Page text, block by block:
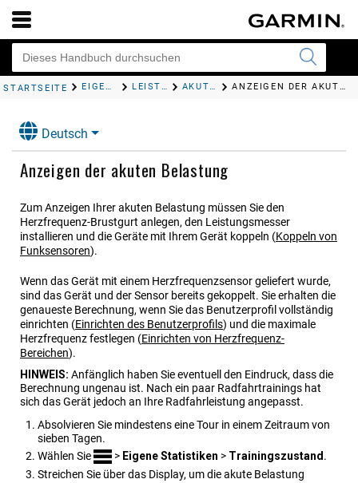
STARTSEITE EIGENE STATISTIKEN LEISTUNGSMESSWERTE AKUTE BELASTUNG ANZEIGEN DER AKUTEN BELASTUNG
Deutsch
Anzeigen der akuten Belastung
Zum Anzeigen Ihrer akuten Belastung müssen Sie den
Herzfrequenz-Brustgurt anlegen, den Leistungsmesser
installieren und die Geräte mit Ihrem Gerät koppeln (Koppeln von
Funksensoren).
Wenn das Gerät mit einem Herzfrequenzsensor geliefert wurde,
sind das Gerät und der Sensor bereits gekoppelt. Sie erhalten die
genaueste Berechnung, wenn Sie das Benutzerprofil vollständig
einrichten (Einrichten des Benutzerprofils) und die maximale
Herzfrequenz festlegen (Einrichten von Herzfrequenz-
Bereichen).
HINWEIS: Anfänglich haben Sie eventuell den Eindruck, dass die
Berechnung ungenau ist. Nach ein paar Radfahrtrainings hat
sich das Gerät jedoch an Ihre Radfahrleistung angepasst.
Absolvieren Sie mindestens eine Tour in einem Zeitraum von
sieben Tagen.
Wählen Sie
> Eigene Statistiken > Trainings​zustand.
Streichen Sie über das Display, um die akute Belastung